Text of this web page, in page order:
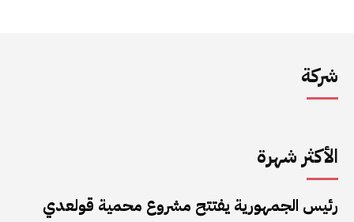
شركة
الأكثر شهرة
رئيس الجمهورية يفتتح مشروع محمية قولعدي